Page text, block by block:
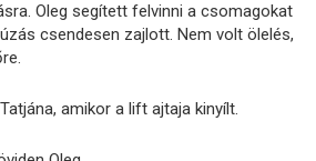
Oleg segített felvinni a csomagokat
csendesen zajlott. Nem volt ölelés,
amikor a lift ajtaja kinyílt.